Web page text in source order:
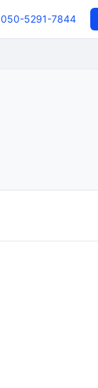
050-5291-7844